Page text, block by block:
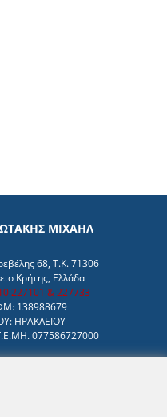
ΜΙΧΑΗΛ
68, Τ.Κ. 71306
Κρήτης, Ελλάδα
227101 & 227733
138988679
ΗΡΑΚΛΕΙΟΥ
077586727000